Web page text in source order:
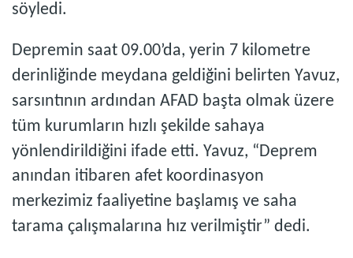
söyledi.
Depremin saat 09.00’da, yerin 7 kilometre
derinliğinde meydana geldiğini belirten Yavuz,
sarsıntının ardından AFAD başta olmak üzere
tüm kurumların hızlı şekilde sahaya
yönlendirildiğini ifade etti. Yavuz, “Deprem
anından itibaren afet koordinasyon
merkezimiz faaliyetine başlamış ve saha
tarama çalışmalarına hız verilmiştir” dedi.